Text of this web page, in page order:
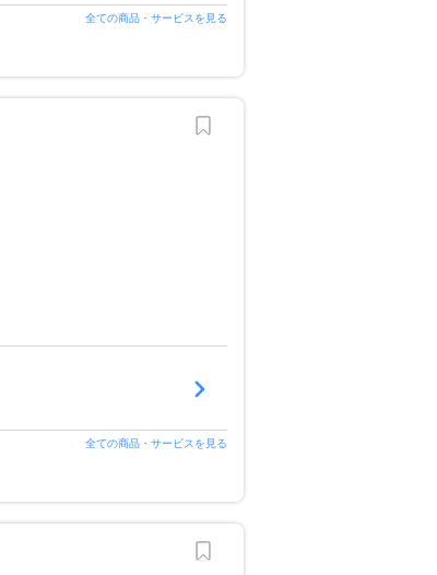
全ての商品・サービスを見る
全ての商品・サービスを見る